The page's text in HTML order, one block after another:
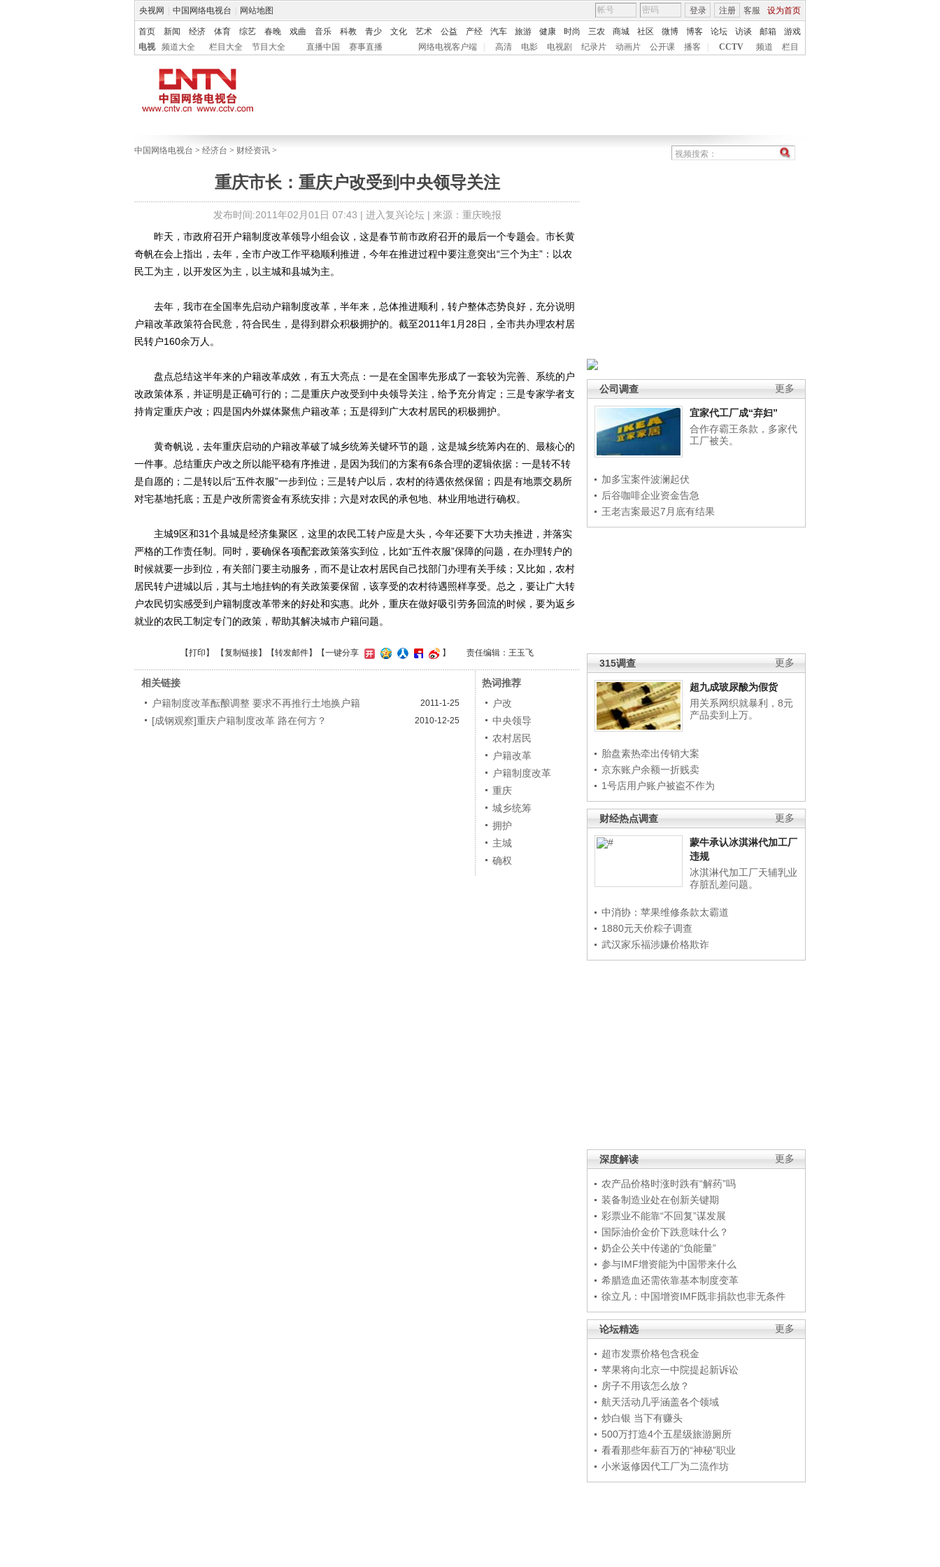
央视网 中国网络电视台 网站地图 客服 设为首页
登录 注册
首页 新闻 经济 体育 综艺 春晚 戏曲 音乐 科教 青少 文化 艺术 公益 产经 汽车 旅游 健康 时尚 三农 商城 社区 微博 博客 论坛 访谈 邮箱
游戏
电视
频道大全 栏目大全 节目大全 直播中国 赛事直播 网络电视客户端 高清 电影 电视剧 纪录片 动画片 公开课 播客 CCTV 频道 栏目
中国网络电视台 > 经济台 > 财经资讯 >
重庆市长：重庆户改受到中央领导关注
发布时间:2011年02月01日 07:43 | 进入复兴论坛| 来源：重庆晚报
更多
公司调查
宜家代工厂成“弃妇”
合作存霸王条款，多家代
工厂被关。
加多宝案件波澜起伏
后谷咖啡企业资金告急
王老吉案最迟7月底有结果
更多
315调查
超九成玻尿酸为假货
用关系网织就暴利，8元
产品卖到上万。
胎盘素热牵出传销大案
京东账户余额一折贱卖
1号店用户账户被盗不作为
更多
财经热点调查
蒙牛承认冰淇淋代加工厂
违规
冰淇淋代加工厂天辅乳业
存脏乱差问题。
中消协：苹果维修条款太霸道
1880元天价粽子调查
武汉家乐福涉嫌价格欺诈
更多
深度解读
农产品价格时涨时跌有“解药”吗
装备制造业处在创新关键期
彩票业不能靠“不回复”谋发展
国际油价金价下跌意味什么？
奶企公关中传递的“负能量”
参与IMF增资能为中国带来什么
希腊造血还需依靠基本制度变革
徐立凡：中国增资IMF既非捐款也非无条件
更多
论坛精选
超市发票价格包含税金
苹果将向北京一中院提起新诉讼
房子不用该怎么放？
航天活动几乎涵盖各个领域
炒白银 当下有赚头
500万打造4个五星级旅游厕所
看看那些年薪百万的“神秘”职业
小米返修因代工厂为二流作坊
昨天，市政府召开户籍制度改革领导小组会议，这是春节前市政府召开的最后一个专题会。市长黄
奇帆在会上指出，去年，全市户改工作平稳顺利推进，今年在推进过程中要注意突出“三个为主”：以农
民工为主，以开发区为主，以主城和县城为主。
去年，我市在全国率先启动户籍制度改革，半年来，总体推进顺利，转户整体态势良好，充分说明
户籍改革政策符合民意，符合民生，是得到群众积极拥护的。截至2011年1月28日，全市共办理农村居
民转户160余万人。
盘点总结这半年来的户籍改革成效，有五大亮点：一是在全国率先形成了一套较为完善、系统的户
改政策体系，并证明是正确可行的；二是重庆户改受到中央领导关注，给予充分肯定；三是专家学者支
持肯定重庆户改；四是国内外媒体聚焦户籍改革；五是得到广大农村居民的积极拥护。
黄奇帆说，去年重庆启动的户籍改革破了城乡统筹关键环节的题，这是城乡统筹内在的、最核心的
一件事。总结重庆户改之所以能平稳有序推进，是因为我们的方案有6条合理的逻辑依据：一是转不转
是自愿的；二是转以后“五件衣服”一步到位；三是转户以后，农村的待遇依然保留；四是有地票交易所
对宅基地托底；五是户改所需资金有系统安排；六是对农民的承包地、林业用地进行确权。
主城9区和31个县城是经济集聚区，这里的农民工转户应是大头，今年还要下大功夫推进，并落实
严格的工作责任制。同时，要确保各项配套政策落实到位，比如“五件衣服”保障的问题，在办理转户的
时候就要一步到位，有关部门要主动服务，而不是让农村居民自己找部门办理有关手续；又比如，农村
居民转户进城以后，其与土地挂钩的有关政策要保留，该享受的农村待遇照样享受。总之，要让广大转
户农民切实感受到户籍制度改革带来的好处和实惠。此外，重庆在做好吸引劳务回流的时候，要为返乡
就业的农民工制定专门的政策，帮助其解决城市户籍问题。
【打印 】 【复制链接】【转发邮件】 【一键分享 】 责任编辑：王玉飞
相关链接
户籍制度改革酝酿调整 要求不再推行土地换户籍
2011-1-25
[成钢观察]重庆户籍制度改革 路在何方？ 2010-12-25
热词推荐
户改
中央领导
农村居民
户籍改革
户籍制度改革
重庆
城乡统筹
拥护
主城
确权